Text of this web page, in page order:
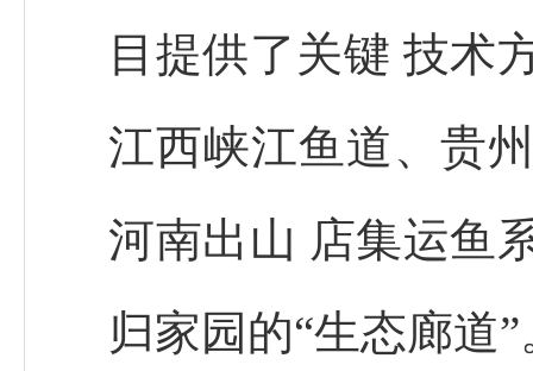
目提供了关键 技术
江西峡江鱼道、贵
河南出山 店集运鱼
归家园的“生态廊道”